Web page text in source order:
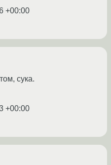
+00:00
сука.
+00:00